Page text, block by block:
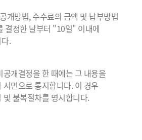
개방법, 수수료의 금액 및 납부방법
결정한 날부터 "10일" 이내에
.
개결정을 한 때에는 그 내용을
면으로 통지합니다. 이 경우
및 불복절차를 명시합니다.